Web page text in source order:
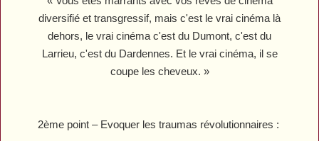
diversifié et transgressif, mais c'est le vrai cinéma là
dehors, le vrai cinéma c'est du Dumont, c'est du
Larrieu, c'est du Dardennes. Et le vrai cinéma, il se
coupe les cheveux. »
2ème point – Evoquer les traumas révolutionnaires :